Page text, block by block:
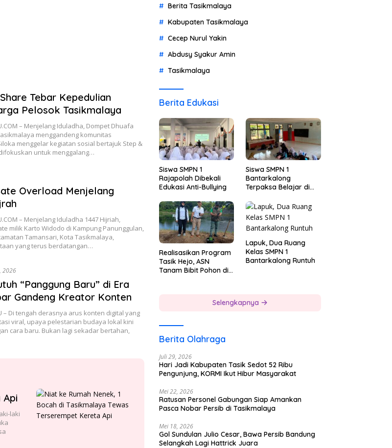
Tebar Kepedulian
Pelosok Tasikmalaya
– Menjelang Iduladha, Dompet Dhuafa
menggandeng komunitas
menggelar kegiatan sosial bertajuk Step &
untuk menggalang…
Overload Menjelang
– Menjelang Iduladha 1447 Hijriah,
milik Karto Widodo di Kampung Panunggulan,
Tamansari, Kota Tasikmalaya,
yang terus berdatangan…
2026
“Panggung Baru” di Era
Gandeng Kreator Konten
– Di tengah derasnya arus konten digital yang
viral, upaya pelestarian budaya lokal kini
cara baru. Bukan lagi sekadar bertahan,
laki
Berita Tasikmalaya
Kabupaten Tasikmalaya
Cecep Nurul Yakin
Abdusy Syakur Amin
Tasikmalaya
Berita Edukasi
Siswa SMPN 1
Rajapolah Dibekali
Edukasi Anti-Bullying
Siswa SMPN 1
Bantarkalong
Terpaksa Belajar di
Realisasikan Program
Tasik Hejo, ASN
Tanam Bibit Pohon di
Lapuk, Dua Ruang
Kelas SMPN 1
Bantarkalong Runtuh
Selengkapnya
Berita Olahraga
Juli 29, 2026
Hari Jadi Kabupaten Tasik Sedot 52 Ribu
Pengunjung, KORMI Ikut Hibur Masyarakat
Mei 22, 2026
Ratusan Personel Gabungan Siap Amankan
Pasca Nobar Persib di Tasikmalaya
Mei 18, 2026
Gol Sundulan Julio Cesar, Bawa Persib Bandung
Selangkah Lagi Hattrick Juara